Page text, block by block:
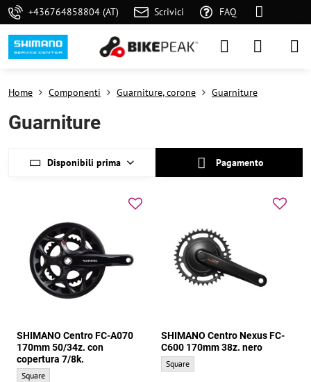
+436764858804 (AT) Scrivici FAQ
Home Componenti Guarniture, corone Guarniture
Guarniture
Disponibili prima Pagamento
SHIMANO Centro FC-A070
170mm 50/34z. con
copertura 7/8k.
SHIMANO Centro FC-A070 170mm 50/34z. con copertura 7/8k. - Tipo di
Square
SHIMANO Centro Nexus FC-
C600 170mm 38z. nero
SHIMANO Centro Nexus FC-C600
Square